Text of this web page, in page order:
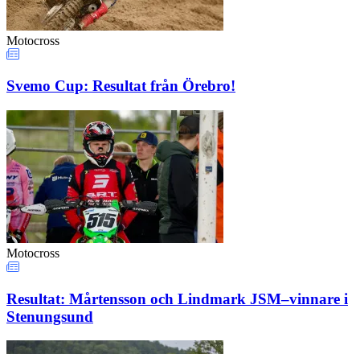
Motocross
Svemo Cup: Resultat från Örebro!
Motocross
Resultat: Mårtensson och Lindmark JSM–vinnare i
Stenungsund